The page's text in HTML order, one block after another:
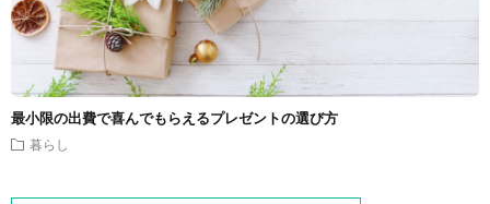
最小限の出費で喜んでもらえるプレゼントの選び方
暮らし